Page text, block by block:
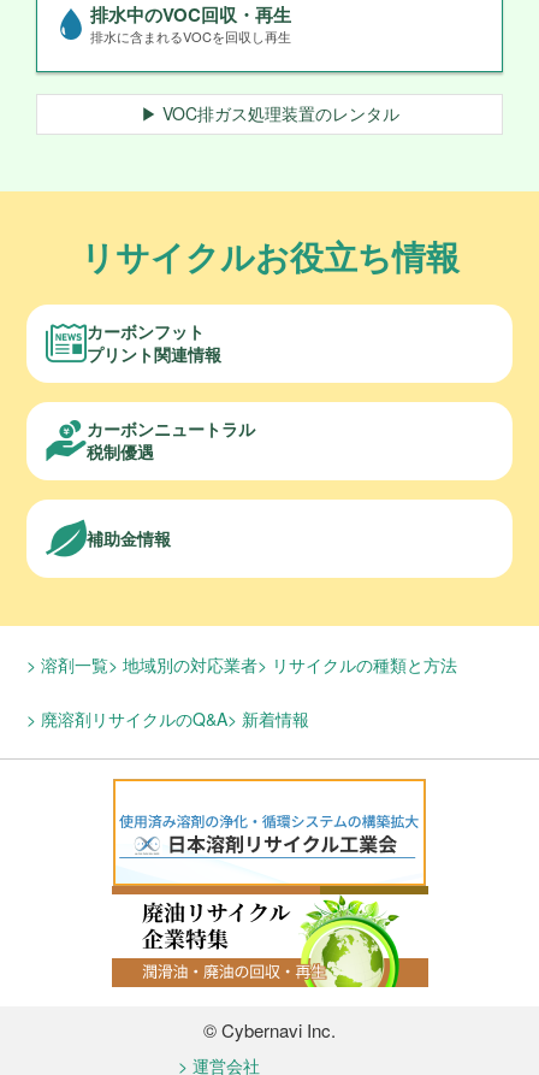
排水中のVOC回収・再生
排水に含まれるVOCを回収し再生
▶ VOC排ガス処理装置のレンタル
リサイクルお役立ち情報
カーボンフット
プリント関連情報
カーボンニュートラル
税制優遇
補助金情報
溶剤一覧 地域別の対応業者 リサイクルの種類と方法
廃溶剤リサイクルのQ&A 新着情報
© Cybernavi Inc.
運営会社